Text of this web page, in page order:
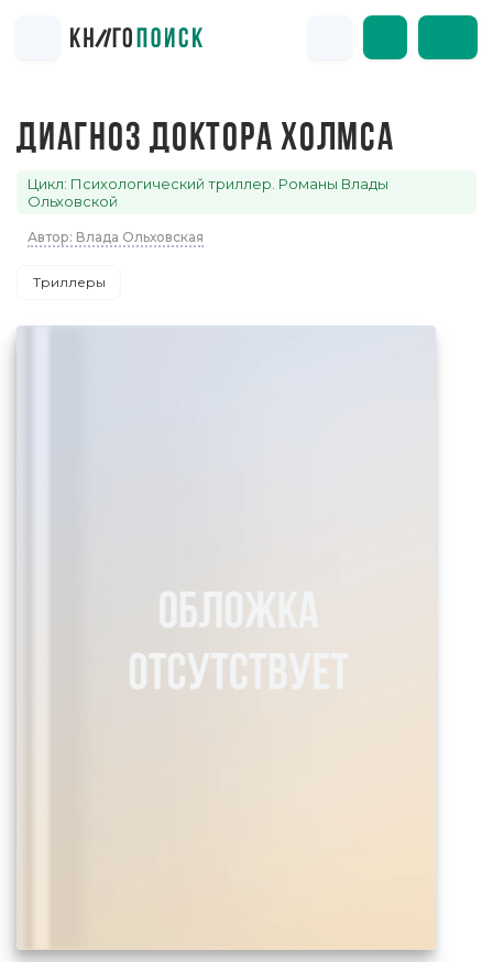
ДИАГНОЗ ДОКТОРА ХОЛМСА
Цикл: Психологический триллер. Романы Влады
Ольховской
Автор: Влада Ольховская
Триллеры